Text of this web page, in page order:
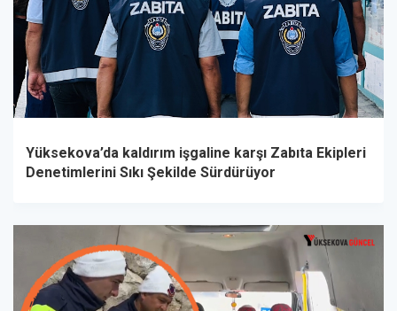
Yüksekova’da kaldırım işgaline karşı Zabıta Ekipleri
Denetimlerini Sıkı Şekilde Sürdürüyor